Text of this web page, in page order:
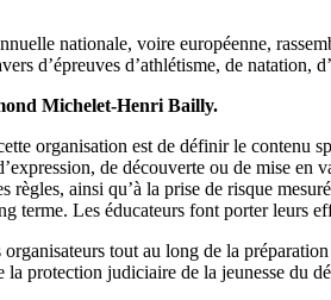
nationale, voire européenne,
d’épreuves d’athlétisme, de natation,
Michelet-Henri Bailly.
organisation est de définir le
de découverte ou de mise en
règles, ainsi qu’à la prise de risque
terme. Les éducateurs font porter leurs
organisateurs tout au long de la
la protection judiciaire de la jeunesse du